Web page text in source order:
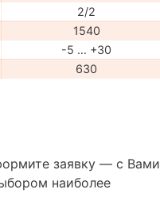
2/2
1540
-5 … +30
630
заявку — с Вами
наиболее